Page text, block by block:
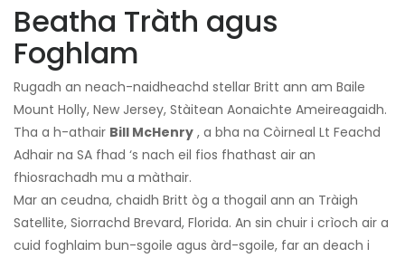
Beatha Tràth agus
Foghlam
Rugadh an neach-naidheachd stellar Britt ann am Baile
Mount Holly, New Jersey, Stàitean Aonaichte Ameireagaidh.
Tha a h-athair Bill McHenry , a bha na Còirneal Lt Feachd
Adhair na SA fhad ‘s nach eil fios fhathast air an
fhiosrachadh mu a màthair.
Mar an ceudna, chaidh Britt òg a thogail ann an Tràigh
Satellite, Siorrachd Brevard, Florida. An sin chuir i crìoch air a
cuid foghlaim bun-sgoile agus àrd-sgoile, far an deach i